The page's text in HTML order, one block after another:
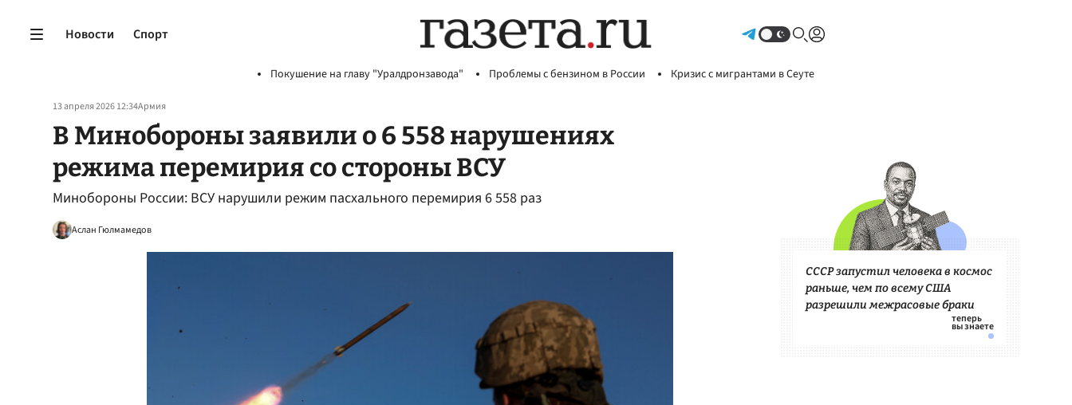
Новости Спорт
Покушение на главу "Уралдронзавода" Проблемы с бензином в России Кризис с мигрантами в Сеуте
13 апреля 2026 12:34Армия
В Минобороны заявили о 6 558 нарушениях
режима перемирия со стороны ВСУ
Минобороны России: ВСУ нарушили режим пасхального перемирия 6 558 раз
Аслан Гюлмамедов
СССР запустил человека в космос
раньше, чем по всему США
разрешили межрасовые браки